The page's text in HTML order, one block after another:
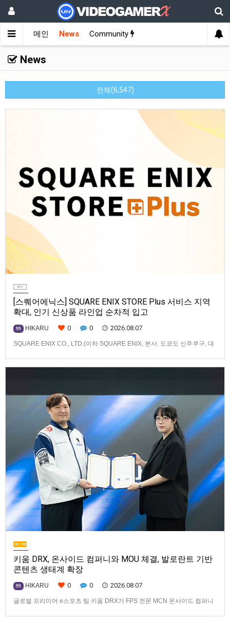
메인 News Community
News
전체(6,547)
[스퀘어에닉스] SQUARE ENIX STORE Plus 서비스 지역
확대, 인기 신상품 라인업 순차적 입고
99 HIKARU 0 0 2026.08.07
SQUARE ENIX CO., LTD.(이하 SQUARE ENIX, 본사: 도쿄도 신주쿠구, 대
키움 DRX, 온사이드 컴퍼니와 MOU 체결, 발로란트 기반
콘텐츠 생태계 확장
99 HIKARU 0 0 2026.08.07
글로벌 프리미어 e스포츠 팀 키움 DRX가 FPS 전문 MCN 온사이드 컴퍼니